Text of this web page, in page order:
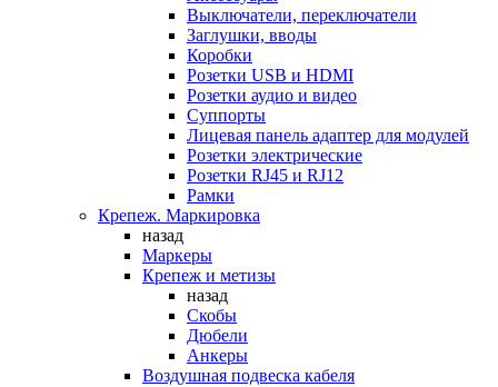
Выключатели, переключатели
Заглушки, вводы
Коробки
Розетки USB и HDMI
Розетки аудио и видео
Суппорты
Лицевая панель адаптер для модулей
Розетки электрические
Розетки RJ45 и RJ12
Рамки
Крепеж. Маркировка
назад
Маркеры
Крепеж и метизы
назад
Скобы
Дюбели
Анкеры
Воздушная подвеска кабеля